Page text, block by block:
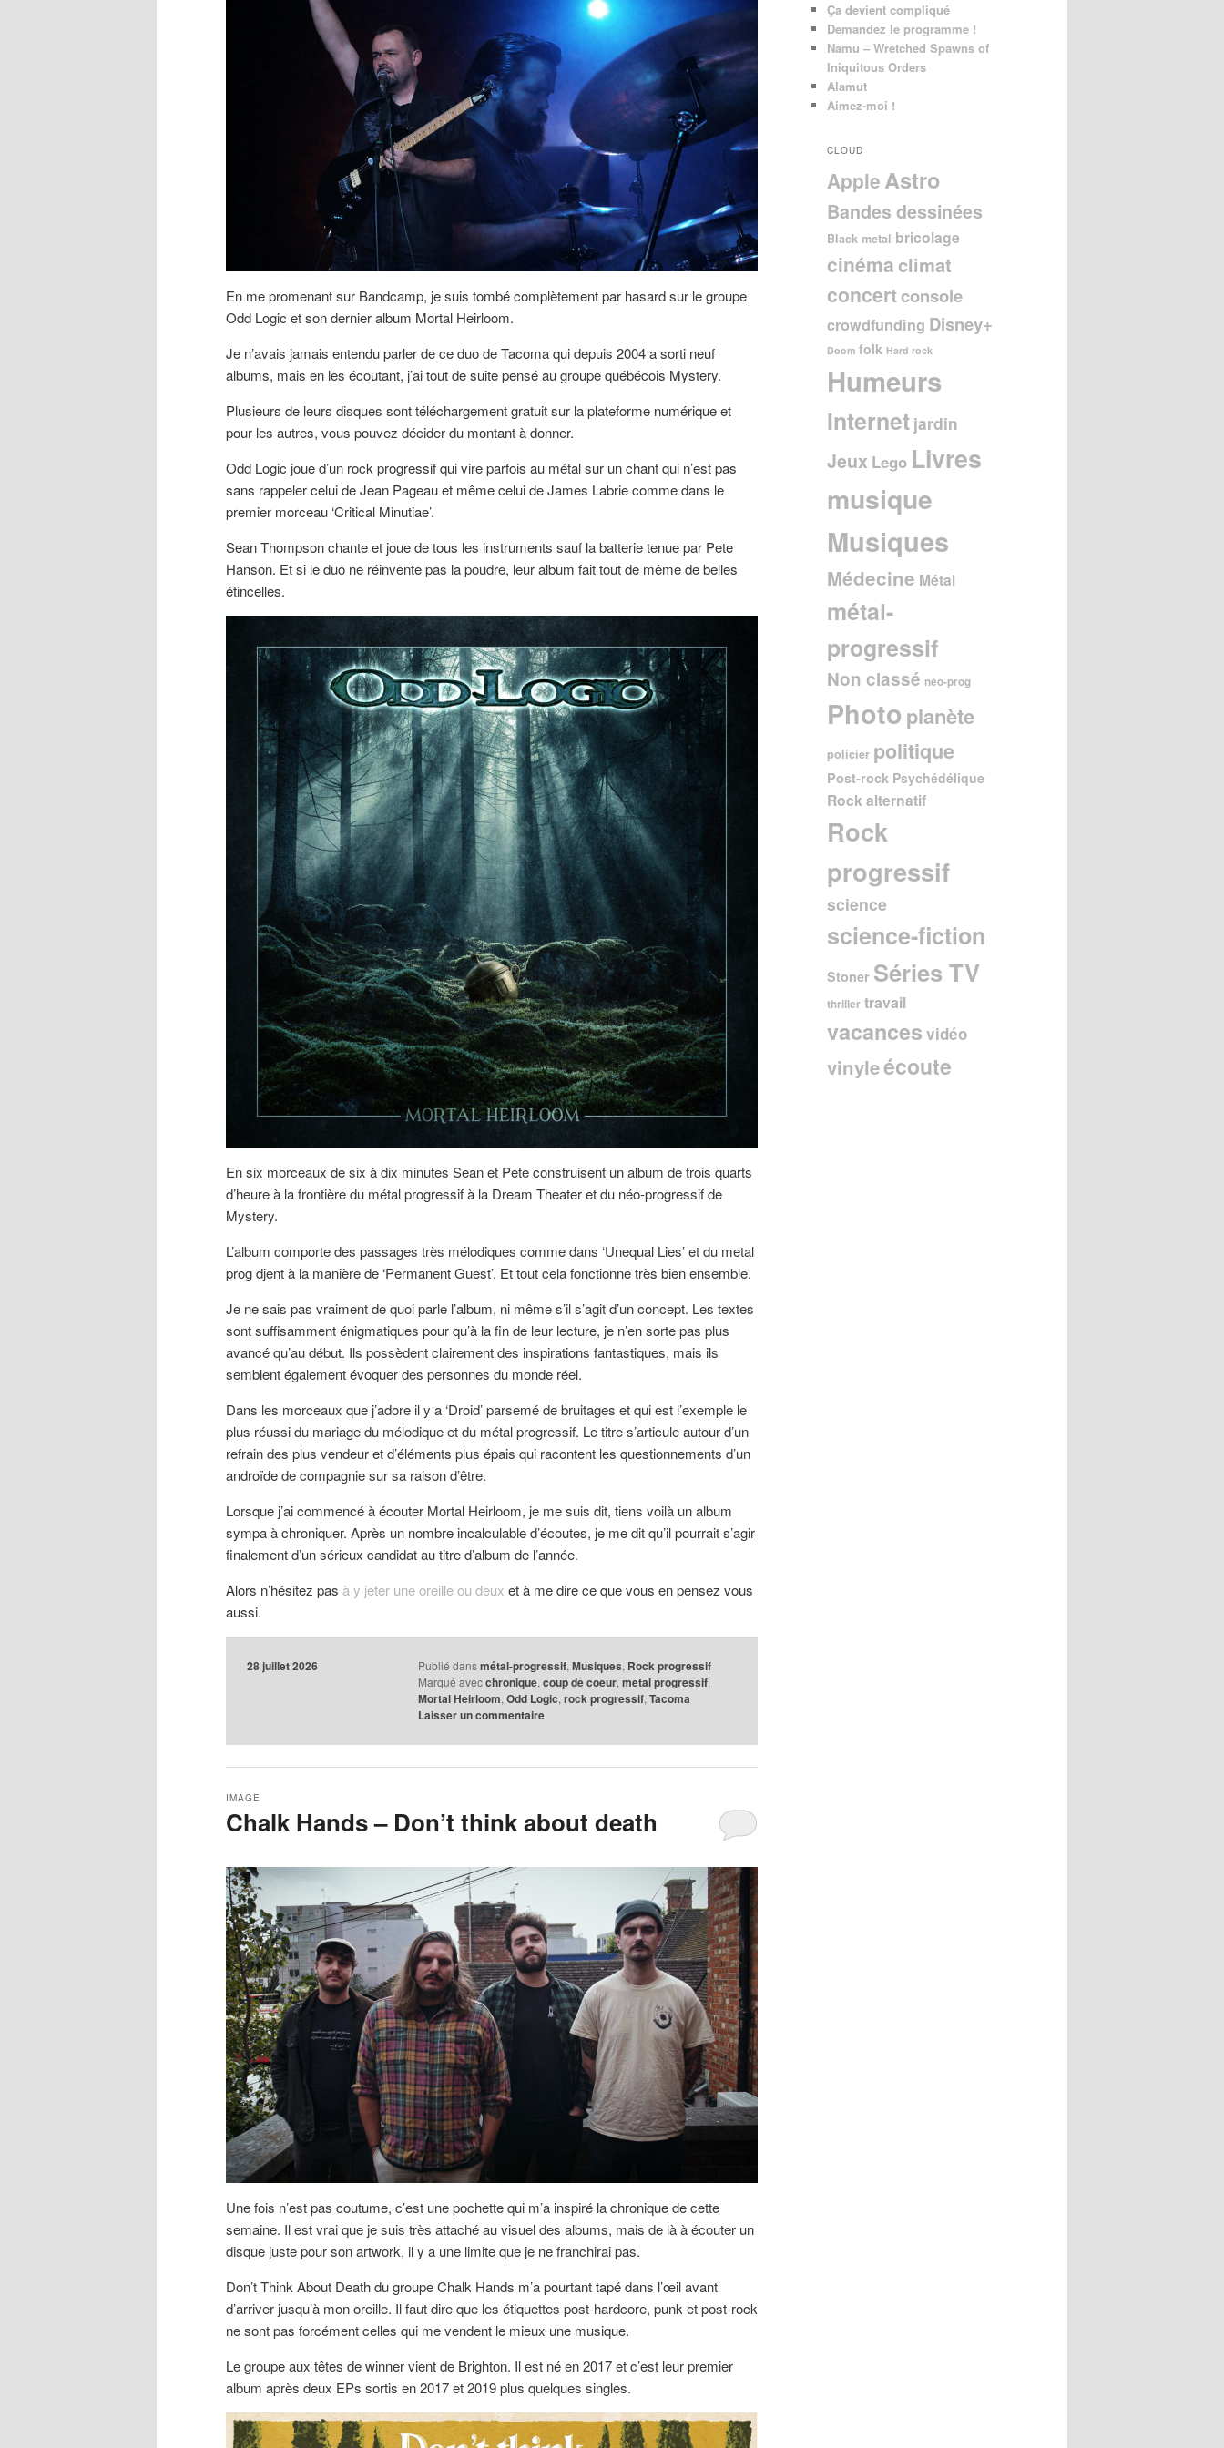
En me promenant sur Bandcamp, je suis tombé complètement par hasard sur le groupe
Odd Logic et son dernier album Mortal Heirloom.
Je n’avais jamais entendu parler de ce duo de Tacoma qui depuis 2004 a sorti neuf
albums, mais en les écoutant, j’ai tout de suite pensé au groupe québécois Mystery.
Plusieurs de leurs disques sont téléchargement gratuit sur la plateforme numérique et
pour les autres, vous pouvez décider du montant à donner.
Odd Logic joue d’un rock progressif qui vire parfois au métal sur un chant qui n’est pas
sans rappeler celui de Jean Pageau et même celui de James Labrie comme dans le
premier morceau ‘Critical Minutiae’.
Sean Thompson chante et joue de tous les instruments sauf la batterie tenue par Pete
Hanson. Et si le duo ne réinvente pas la poudre, leur album fait tout de même de belles
étincelles.
En six morceaux de six à dix minutes Sean et Pete construisent un album de trois quarts
d’heure à la frontière du métal progressif à la Dream Theater et du néo-progressif de
Mystery.
L’album comporte des passages très mélodiques comme dans ‘Unequal Lies’ et du metal
prog djent à la manière de ‘Permanent Guest’. Et tout cela fonctionne très bien ensemble.
Je ne sais pas vraiment de quoi parle l’album, ni même s’il s’agit d’un concept. Les textes
sont suffisamment énigmatiques pour qu’à la fin de leur lecture, je n’en sorte pas plus
avancé qu’au début. Ils possèdent clairement des inspirations fantastiques, mais ils
semblent également évoquer des personnes du monde réel.
Dans les morceaux que j’adore il y a ‘Droid’ parsemé de bruitages et qui est l’exemple le
plus réussi du mariage du mélodique et du métal progressif. Le titre s’articule autour d’un
refrain des plus vendeur et d’éléments plus épais qui racontent les questionnements d’un
androïde de compagnie sur sa raison d’être.
Lorsque j’ai commencé à écouter Mortal Heirloom, je me suis dit, tiens voilà un album
sympa à chroniquer. Après un nombre incalculable d’écoutes, je me dit qu’il pourrait s’agir
finalement d’un sérieux candidat au titre d’album de l’année.
Alors n’hésitez pas à y jeter une oreille ou deux et à me dire ce que vous en pensez vous
aussi.
28 juillet 2026 Publié dans métal-progressif,Musiques, Rock progressif
Marqué avec chronique,coup de coeur,metal progressif,
Mortal Heirloom,Odd Logic,rock progressif,Tacoma
Laisser un commentaire
Chalk Hands – Don’t think about death
IMAGE
Une fois n’est pas coutume, c’est une pochette qui m’a inspiré la chronique de cette
semaine. Il est vrai que je suis très attaché au visuel des albums, mais de là à écouter un
disque juste pour son artwork, il y a une limite que je ne franchirai pas.
Don’t Think About Death du groupe Chalk Hands m’a pourtant tapé dans l’œil avant
d’arriver jusqu’à mon oreille. Il faut dire que les étiquettes post-hardcore, punk et post-rock
ne sont pas forcément celles qui me vendent le mieux une musique.
Le groupe aux têtes de winner vient de Brighton. Il est né en 2017 et c’est leur premier
album après deux EPs sortis en 2017 et 2019 plus quelques singles.
Ça devient compliqué
Demandez le programme !
Namu – Wretched Spawns of
Iniquitous Orders
Alamut
Aimez-moi !
CLOUD
Apple Astro
Bandes dessinées
Black metal bricolage
cinéma climat
concertconsole
crowdfunding Disney+
Doom folk Hard rock
Humeurs
Internet jardin
Jeux Lego Livres
musique
Musiques
Médecine Métal
métal-
progressif
Non classé néo-prog
Photo planète
policier politique
Post-rock Psychédélique
Rock alternatif
Rock
progressif
science
science-fiction
Stoner Séries TV
thriller travail
vacances vidéo
vinyleécoute